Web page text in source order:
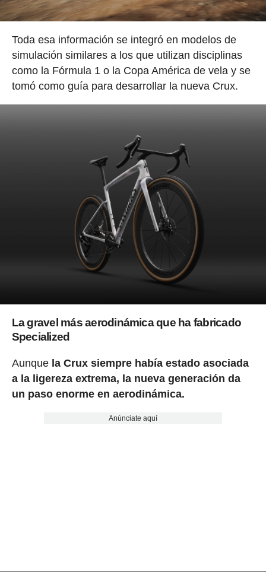
Toda esa información se integró en modelos de
simulación similares a los que utilizan disciplinas
como la Fórmula 1 o la Copa América de vela y se
tomó como guía para desarrollar la nueva Crux.
La gravel más aerodinámica que ha fabricado
Specialized
Aunque la Crux siempre había estado asociada
a la ligereza extrema, la nueva generación da
un paso enorme en aerodinámica.
Anúnciate aquí